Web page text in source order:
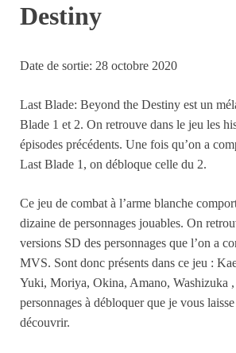
Destiny
Date de sortie: 28 octobre 2020
Last Blade: Beyond the Destiny est un
Blade 1 et 2. On retrouve dans le jeu les
épisodes précédents. Une fois qu’on a
Last Blade 1, on débloque celle du 2.
Ce jeu de combat à l’arme blanche
dizaine de personnages jouables. On
versions SD des personnages que l’on a
MVS. Sont donc présents dans ce jeu :
Yuki, Moriya, Okina, Amano, Washizuka ,
personnages à débloquer que je vous
découvrir.